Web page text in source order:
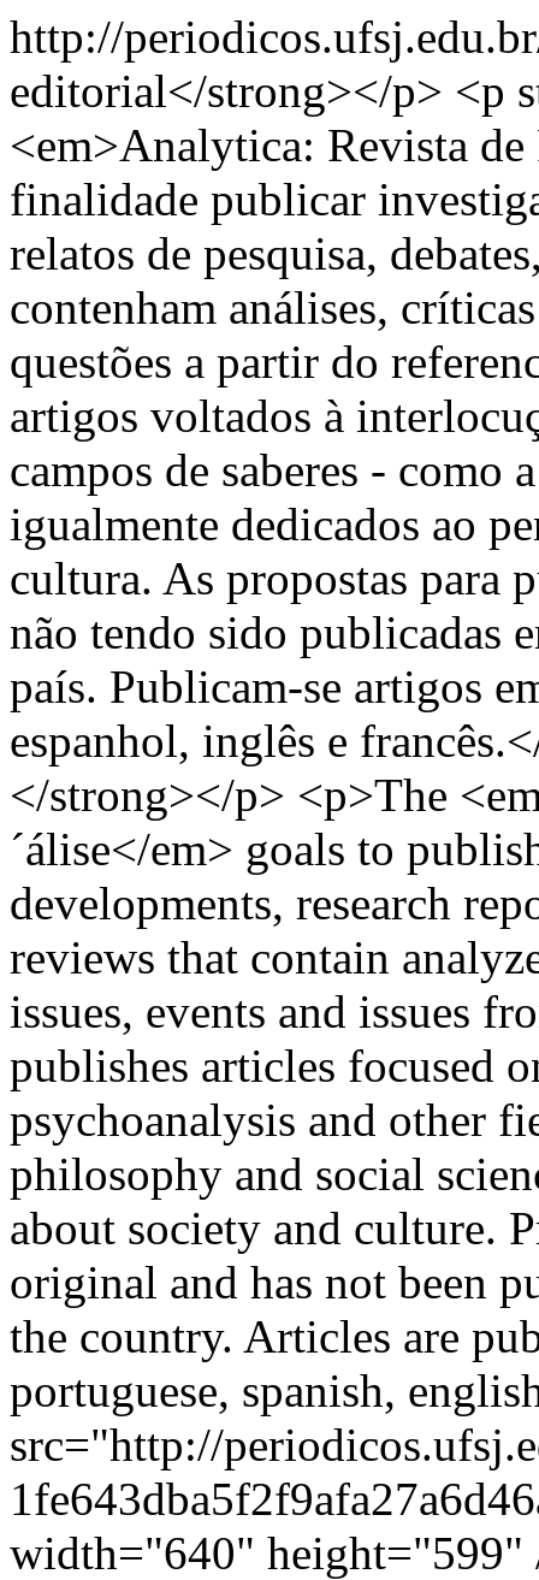
http://
editorial</strong></p> <p
<em>Analytica: Revista
finalidade publicar
relatos de pesquisa,
contenham análises,
questões a partir do
artigos voltados à
campos de saberes - como
igualmente dedicados ao
cultura. As propostas para
não tendo sido publicadas
país. Publicam-se artigos
espanhol, inglês e
</strong></p> <p>The
´álise</em> goals to
developments, research
reviews that contain
issues, events and issues
publishes articles focused
psychoanalysis and other
philosophy and social
about society and culture.
original and has not been
the country. Articles are
portuguese, spanish,
src="http://
width="640" height="599"